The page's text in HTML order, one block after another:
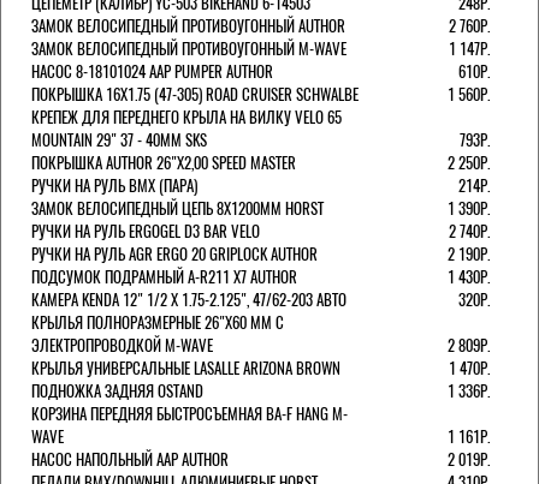
ЗАМОК ВЕЛОСИПЕДНЫЙ ПРОТИВОУГОННЫЙ AUTHOR
2 760Р.
ЗАМОК ВЕЛОСИПЕДНЫЙ ПРОТИВОУГОННЫЙ M-WAVE
1 147Р.
НАСОС 8-18101024 AAP PUMPER AUTHOR
610Р.
ПОКРЫШКА 16X1.75 (47-305) ROAD CRUISER SCHWALBE
1 560Р.
КРЕПЕЖ ДЛЯ ПЕРЕДНЕГО КРЫЛА НА ВИЛКУ VELO 65
MOUNTAIN 29" 37 - 40ММ SKS
793Р.
ПОКРЫШКА AUTHOR 26"Х2,00 SPEED MASTER
2 250Р.
РУЧКИ НА РУЛЬ BMX (ПАРА)
214Р.
ЗАМОК ВЕЛОCИПЕДНЫЙ ЦЕПЬ 8Х1200ММ HORST
1 390Р.
РУЧКИ НА РУЛЬ ERGOGEL D3 BAR VELO
2 740Р.
РУЧКИ НА РУЛЬ AGR ERGO 20 GRIPLOCK AUTHOR
2 190Р.
ПОДСУМОК ПОДРАМНЫЙ A-R211 X7 AUTHOR
1 430Р.
КАМЕРА KENDA 12" 1/2 Х 1.75-2.125", 47/62-203 АВТО
320Р.
КРЫЛЬЯ ПОЛНОРАЗМЕРНЫЕ 26"Х60 ММ С
ЭЛЕКТРОПРОВОДКОЙ M-WAVE
2 809Р.
КРЫЛЬЯ УНИВЕРСАЛЬНЫЕ LASALLE ARIZONA BROWN
1 470Р.
ПОДНОЖКА ЗАДНЯЯ OSTAND
1 336Р.
КОРЗИНА ПЕРЕДНЯЯ БЫСТРОСЪЕМНАЯ BA-F HANG M-
WAVE
1 161Р.
НАСОС НАПОЛЬНЫЙ AAP AUTHOR
2 019Р.